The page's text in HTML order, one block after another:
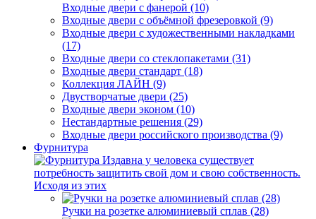
Входные двери с фанерой (10)
Входные двери с объёмной фрезеровкой (9)
Входные двери с художественными накладками
(17)
Входные двери со стеклопакетами (31)
Входные двери стандарт (18)
Коллекция ЛАЙН (9)
Двустворчатые двери (25)
Входные двери эконом (10)
Нестандартные решения (29)
Входные двери российского производства (9)
Фурнитура
Издавна у человека существует
потребность защитить свой дом и свою собственность.
Исходя из этих
Ручки на розетке алюминиевый сплав (28)